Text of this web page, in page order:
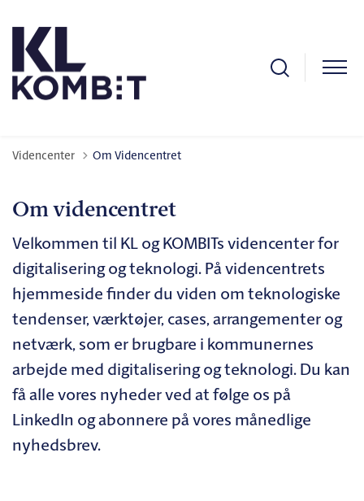
Videncenter Om Videncentret
Om videncentret
Velkommen til KL og KOMBITs videncenter for
digitalisering og teknologi. På videncentrets
hjemmeside finder du viden om teknologiske
tendenser, værktøjer, cases, arrangementer og
netværk, som er brugbare i kommunernes
arbejde med digitalisering og teknologi. Du kan
få alle vores nyheder ved at følge os på
LinkedIn og abonnere på vores månedlige
nyhedsbrev.